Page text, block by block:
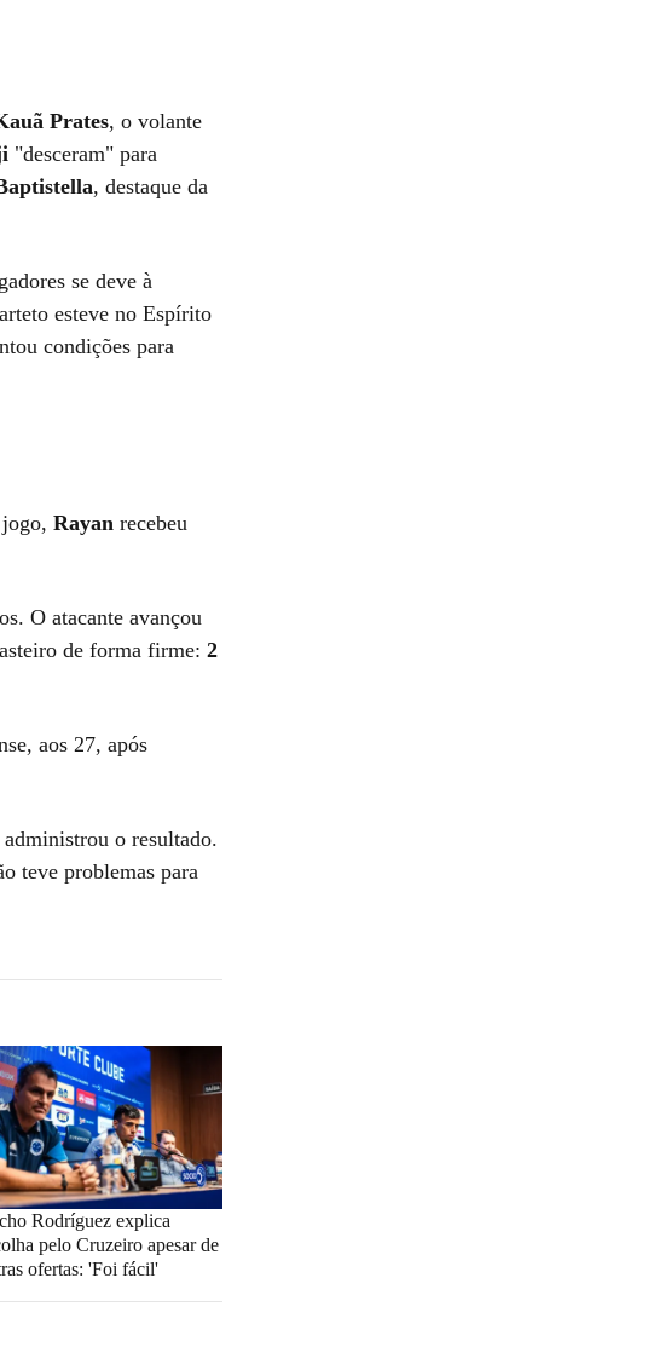
Prates, o volante
"desceram" para
, destaque da
se deve à
esteve no Espírito
condições para
Rayan recebeu
O atacante avançou
de forma firme: 2
aos 27, após
o resultado.
teve problemas para
Rodríguez explica
pelo Cruzeiro apesar de
ofertas: 'Foi fácil'